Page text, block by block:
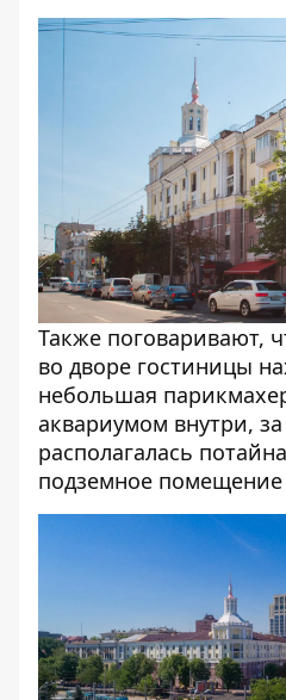
Также поговаривают,
во дворе гостиницы
небольшая
аквариумом внутри,
располагалась
подземное помещение